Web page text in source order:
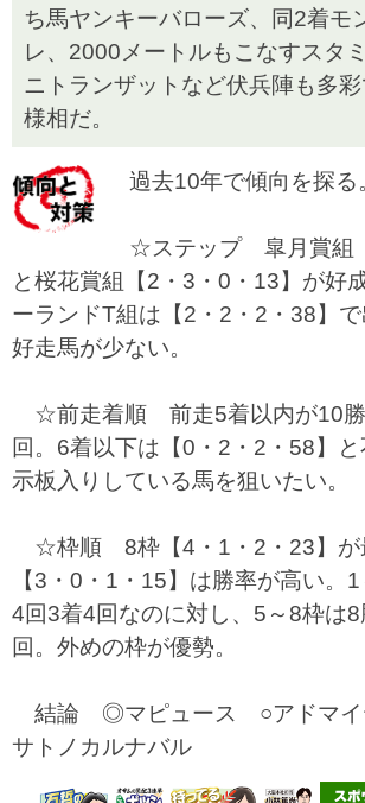
ち馬ヤンキーバローズ、同2着モ
レ、2000メートルもこなすスタ
ニトランザットなど伏兵陣も多
様相だ。
過去10年で傾向を探る
☆ステップ 皐月賞組【
と桜花賞組【2・3・0・13】が好
ーランドT組は【2・2・2・38】
好走馬が少ない。
☆前走着順 前走5着以内が10勝
回。6着以下は【0・2・2・58】
示板入りしている馬を狙いたい。
☆枠順 8枠【4・1・2・23】が
【3・0・1・15】は勝率が高い。
4回3着4回なのに対し、5～8枠は
回。外めの枠が優勢。
結論 ◎マピュース ○アドマ
サトノカルナバル